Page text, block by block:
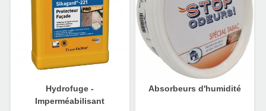
Hydrofuge -
Imperméabilisant
Absorbeurs d'humidité